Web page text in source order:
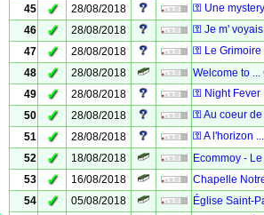
45
✓ 28/08/2018
⚿ Une
46
✓ 28/08/2018
⚿ Je m'
47
✓ 28/08/2018
⚿ Le Grimoire
48
✓ 28/08/2018
Welcome to
49
✓ 28/08/2018
⚿ Night Fever
50
✓ 28/08/2018
⚿ Au coeur de
51
✓ 28/08/2018
⚿ A l'horizon ...
52
✓ 18/08/2018
Ecommoy -
53
✓ 16/08/2018
Chapelle
54
✓ 05/08/2018
Église Saint-